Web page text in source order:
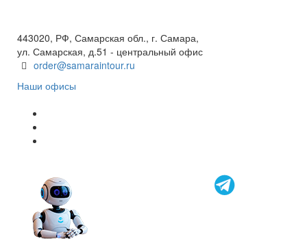
443020, РФ, Самарская обл., г. Самара,
ул. Самарская, д.51 - центральный офис
order@samaraintour.ru
Наши офисы